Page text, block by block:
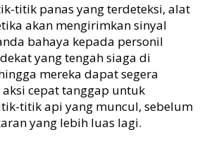
titik panas yang terdeteksi, alat
akan mengirimkan sinyal
bahaya kepada personil
yang tengah siaga di
mereka dapat segera
cepat tanggap untuk
titik api yang muncul, sebelum
yang lebih luas lagi.